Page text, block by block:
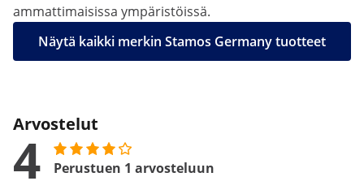
ammattimaisissa ympäristöissä.
Näytä kaikki merkin Stamos Germany tuotteet
Arvostelut
4 Perustuen 1 arvosteluun